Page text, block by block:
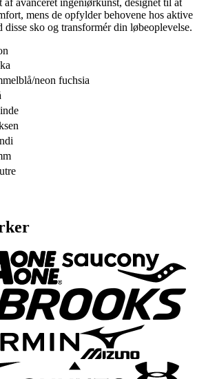
af avanceret ingeniørkunst, designet til at
mens de opfylder behovene hos aktive
sko og transformér din løbeoplevelse.
neon fuchsia